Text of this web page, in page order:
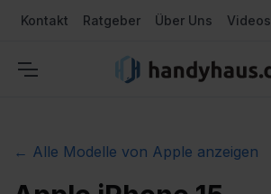
Kontakt Ratgeber Über Uns Videos
← Alle Modelle von Apple anzeigen